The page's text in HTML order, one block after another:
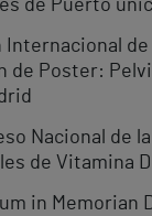
de Puerto
Internacional
de Poster:
Nacional de
de Vitamina
in Memorian